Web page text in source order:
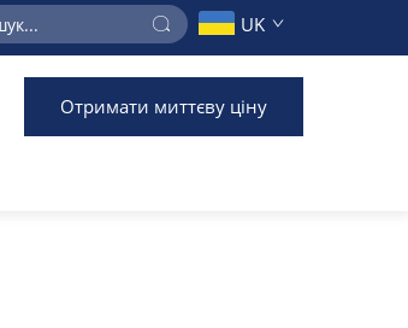
UK
Отримати миттєву ціну